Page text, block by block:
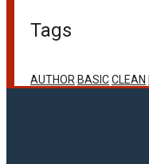
Tags
AUTHOR BASICCLEAN